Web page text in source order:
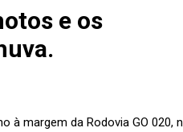
e os
à margem da Rodovia GO 020,